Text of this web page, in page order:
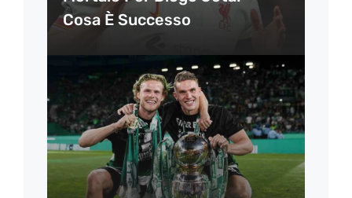
Cosa È Successo